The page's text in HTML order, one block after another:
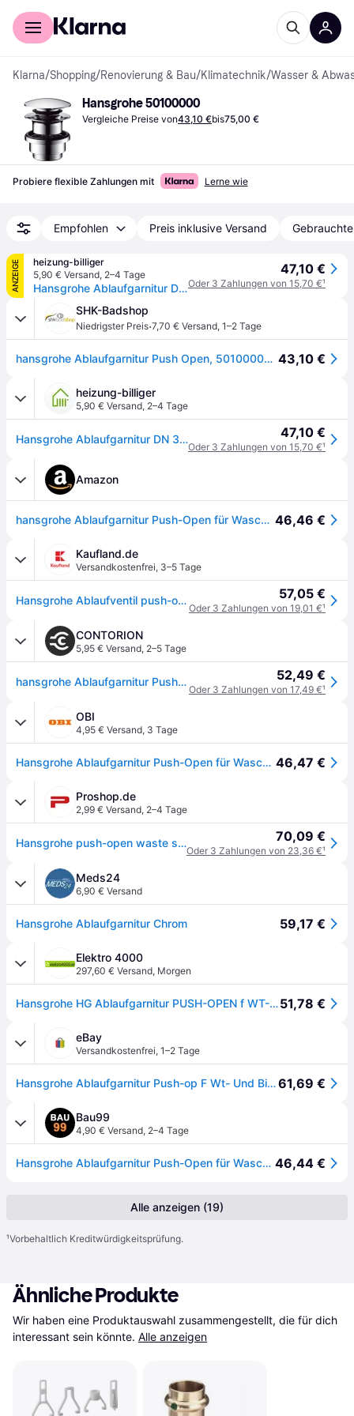
Für Shopper
Klarna/Shopping/Renovierung & Bau/Klimatechnik/Wasser &
Hansgrohe 50100000
Vergleiche Preise von43,10 €bis75,00 €
Probiere flexible Zahlungen mit Lerne wie
Empfohlen Preis inklusive Versand
ANZEIGE
heizung-billiger
5,90 € Versand, 2–4 Tage
Hansgrohe Ablaufgarnitur DN 32, Push-Open für Waschtisch-, Bidetmischer, Chrom 50100000
47,10 €
Oder 3 Zahlungen von 15,70 €¹
SHK-Badshop
Niedrigster Preis·7,70 € Versand, 1–2 Tage
hansgrohe Ablaufgarnitur Push Open, 50100000, Farbe: Chrom 43,10 €
heizung-billiger
5,90 € Versand, 2–4 Tage
Hansgrohe Ablaufgarnitur DN 32, Push-Open für Waschtisch-, Bidetmischer, Chrom 50100000 47,10 €
Oder 3 Zahlungen von 15,70 €¹
Amazon
hansgrohe Ablaufgarnitur Push-Open für Waschbecken und Bidet mit Überlauf, Chrom 46,46 €
Kaufland.de
Versandkostenfrei, 3–5 Tage
Hansgrohe Ablaufventil push-open DN32 chrom, f. Becken mit Überlaufloch 57,05 €
Oder 3 Zahlungen von 19,01 €¹
CONTORION
5,95 € Versand, 2–5 Tage
hansgrohe Ablaufgarnitur Push-op, f WT- und Bidetmischer, chrom 52,49 €
Oder 3 Zahlungen von 17,49 €¹
OBI
4,95 € Versand, 3 Tage
Hansgrohe Ablaufgarnitur Push-Open für Waschtisch- und Bidetmischer Chrom 46,47 €
Proshop.de
2,99 € Versand, 2–4 Tage
Hansgrohe push-open waste set for basin and bidet mixers 70,09 €
Oder 3 Zahlungen von 23,36 €¹
Meds24
6,90 € Versand
Hansgrohe Ablaufgarnitur Chrom 59,17 €
Elektro 4000
297,60 € Versand, Morgen
Hansgrohe HG Ablaufgarnitur PUSH-OPEN f WT- u Bi-Mi chr 5010000051,78 €
eBay
Versandkostenfrei, 1–2 Tage
Hansgrohe Ablaufgarnitur Push-op F Wt- Und Bidetmischer Chrom61,69 €
Bau99
4,90 € Versand, 2–4 Tage
Hansgrohe Ablaufgarnitur Push-Open für Waschtisch- und Bidetmischer chrom, G 1 1/4, Messing 46,44 €
Alle anzeigen (19)
¹Vorbehaltlich Kreditwürdigkeitsprüfung.
Ähnliche Produkte
Wir haben eine Produktauswahl zusammengestellt, die für dich
interessant sein könnte. Alle anzeigen